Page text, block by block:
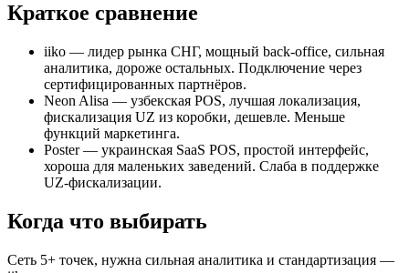
Краткое сравнение
iiko — лидер рынка СНГ, мощный back-office, сильная
аналитика, дороже остальных. Подключение через
сертифицированных партнёров.
Neon Alisa — узбекская POS, лучшая локализация,
фискализация UZ из коробки, дешевле. Меньше
функций маркетинга.
Poster — украинская SaaS POS, простой интерфейс,
хороша для маленьких заведений. Слаба в поддержке
UZ-фискализации.
Когда что выбирать
Сеть 5+ точек, нужна сильная аналитика и стандартизация —